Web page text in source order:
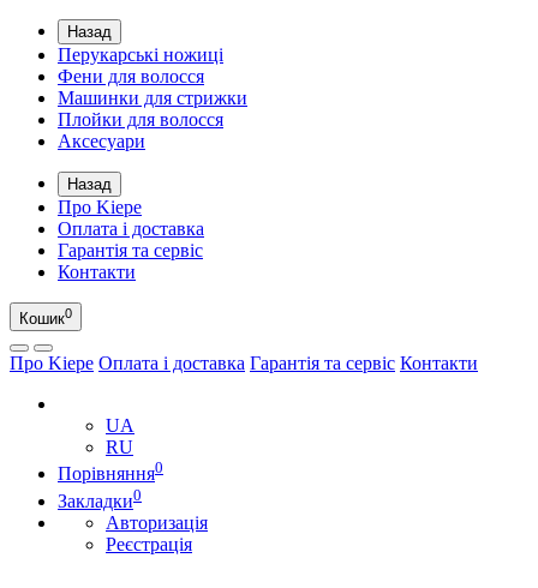
Назад
Перукарські ножиці
Фени для волосся
Машинки для стрижки
Плойки для волосся
Аксесуари
Назад
Про Kiepe
Оплата і доставка
Гарантія та сервіс
Контакти
Кошик0
Про Kiepe Оплата і доставка Гарантія та сервіс Контакти
UA
RU
Порівняння0
Закладки0
Авторизація
Реєстрація